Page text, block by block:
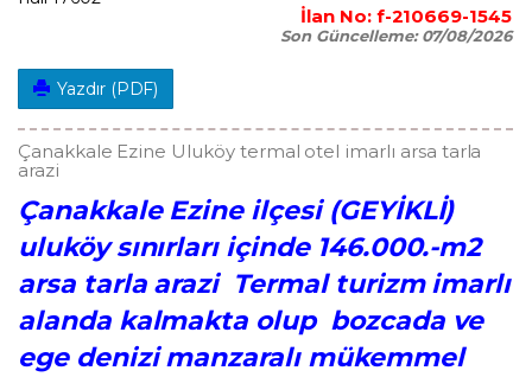
İlan No: f-210669-1545
Son Güncelleme:07/08/2026
Yazdır (PDF)
Çanakkale Ezine Uluköy termal otel imarlı arsa tarla
arazi
Çanakkale Ezine ilçesi (GEYİKLİ)
uluköy sınırları içinde 146.000.-m2
arsa tarla arazi Termal turizm imarlı
alanda kalmakta olup bozcada ve
ege denizi manzaralı mükemmel